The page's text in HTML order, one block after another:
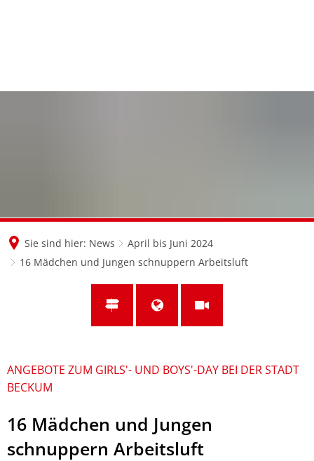
de
Sie sind hier: News
April bis Juni 2024
16 Mädchen und Jungen schnuppern Arbeitsluft
ANGEBOTE ZUM GIRLS'- UND BOYS'-DAY BEI DER STADT
BECKUM
16 Mädchen und Jungen
schnuppern Arbeitsluft